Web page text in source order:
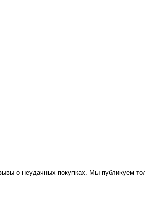
о неудачных покупках. Мы публикуем